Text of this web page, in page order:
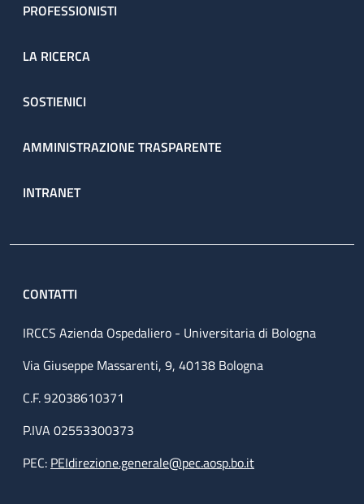
PROFESSIONISTI
LA RICERCA
SOSTIENICI
AMMINISTRAZIONE TRASPARENTE
INTRANET
CONTATTI
IRCCS Azienda Ospedaliero - Universitaria di Bologna
Via Giuseppe Massarenti, 9, 40138 Bologna
C.F. 92038610371
P.IVA 02553300373
PEC: PEIdirezione.generale@pec.aosp.bo.it